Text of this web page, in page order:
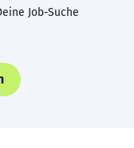
Job-Suche